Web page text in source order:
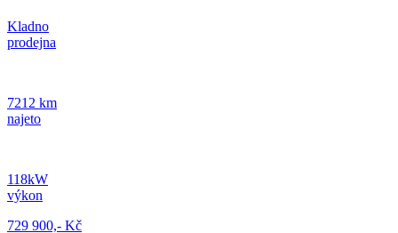
Kladno
prodejna
7212 km
najeto
118kW
výkon
729 900,- Kč